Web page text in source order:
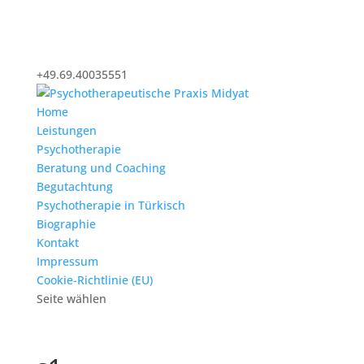
+49.69.40035551
Home
Leistungen
Psychotherapie
Beratung und Coaching
Begutachtung
Psychotherapie in Türkisch
Biographie
Kontakt
Impressum
Cookie-Richtlinie (EU)
Seite wählen